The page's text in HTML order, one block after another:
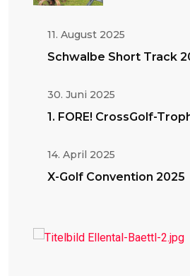
11. August 2025
Schwalbe Short Track
30. Juni 2025
1. FORE! CrossGolf-
14. April 2025
X-Golf Convention 2025